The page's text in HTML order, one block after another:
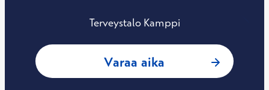
Terveystalo Kamppi
Varaa aika : Antti